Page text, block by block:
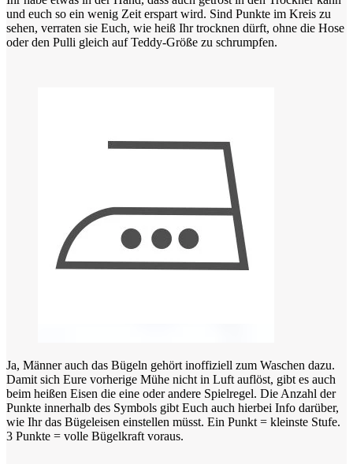
und euch so ein wenig Zeit erspart wird. Sind Punkte im Kreis zu
sehen, verraten sie Euch, wie heiß Ihr trocknen dürft, ohne die Hose
oder den Pulli gleich auf Teddy-Größe zu schrumpfen.
Ja, Männer auch das Bügeln gehört inoffiziell zum Waschen dazu.
Damit sich Eure vorherige Mühe nicht in Luft auflöst, gibt es auch
beim heißen Eisen die eine oder andere Spielregel. Die Anzahl der
Punkte innerhalb des Symbols gibt Euch auch hierbei Info darüber,
wie Ihr das Bügeleisen einstellen müsst. Ein Punkt = kleinste Stufe.
3 Punkte = volle Bügelkraft voraus.